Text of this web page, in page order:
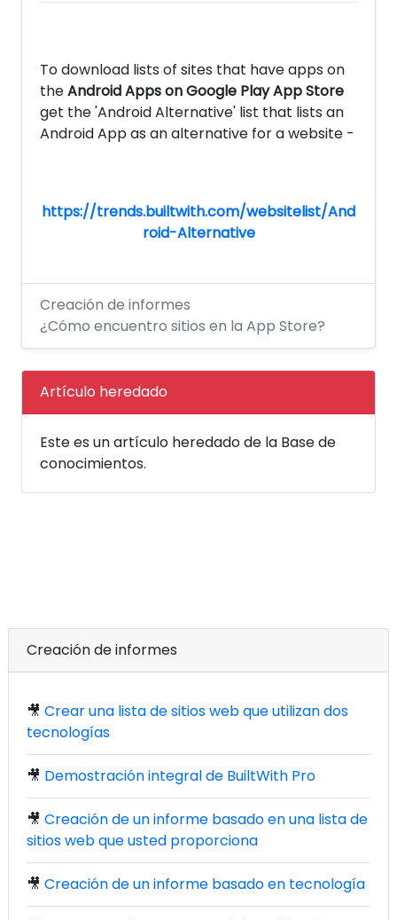
To download lists of sites that have apps on
theAndroid Apps on Google Play App Store
get the 'Android Alternative' list that lists an
Android App as an alternative for a website -
https://trends.builtwith.com/websitelist/And
roid-Alternative
Creación de informes
¿Cómo encuentro sitios en la App Store?
Artículo heredado
Este es un artículo heredado de la Base de
conocimientos.
Creación de informes
🎥 Crear una lista de sitios web que utilizan dos
tecnologías
🎥 Demostración integral de BuiltWith Pro
🎥 Creación de un informe basado en una lista de
sitios web que usted proporciona
🎥 Creación de un informe basado en tecnología